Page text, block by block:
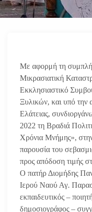
Με αφορμή τη
Μικρασιατική
Εκκλησιαστικό
Ξυλικών, και υπό την
Ελάτειας,
2022 τη Βραδιά
Χρόνια Μνήμης»,
παρουσία του
προς απόδοση τιμής
Ο πατήρ Διομήδης
Ιερού Ναού Αγ.
εκπαιδευτικός –
δημοσιογράφος –